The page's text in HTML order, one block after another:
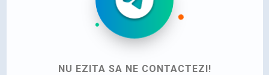
NU EZITA SA NE CONTACTEZI!